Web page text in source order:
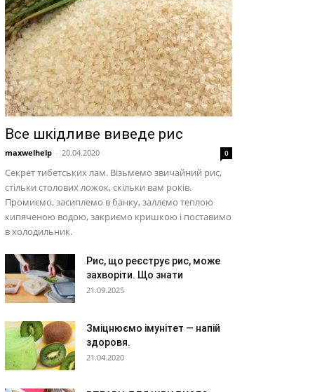
Все шкідливе виведе рис
maxwelhelp - 20.04.2020 0
Секрет тибетських лам. Візьмемо звичайний рис,
стільки столових ложок, скільки вам років.
Промиємо, засиплемо в банку, заллємо теплою
кипяченою водою, закриємо кришкою і поставимо
в холодильник.
Рис, що реєструє рис, може
захворіти. Що знати
21.09.2025
Зміцнюємо імунітет — напій
здоровя.
21.04.2020